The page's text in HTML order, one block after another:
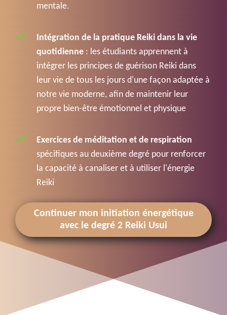
mentale.
Intégration de la pratique Reiki dans la vie
quotidienne : les étudiants apprennent à
intégrer les principes de guérison Reiki dans
leur vie de tous les jours d'une façon adaptée à
notre vie moderne, afin de maintenir leur
propre bien-être émotionnel et physique
Exercices de méditation et de respiration
spécifiques au deuxième degré pour renforcer
la capacité à canaliser et à utiliser l'énergie
Reiki
Continuer mon initiation énergétique
avec le degré 2 Reiki Usui